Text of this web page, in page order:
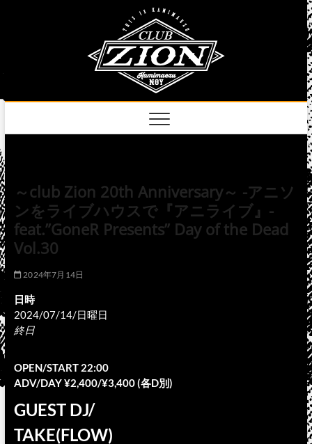
～club Zion 20th Anniversary～ -アニソ
ンをライブハウスで『アニライブ』-
feat.”GoneR Presents” Day of the Dead
Vol.30
2024年7月14日
日時
2024/07/14/日曜日
終日
OPEN/START 22:00
ADV/DAY ¥2,400/¥3,400 (各D別)
GUEST DJ/
TAKE(FLOW)